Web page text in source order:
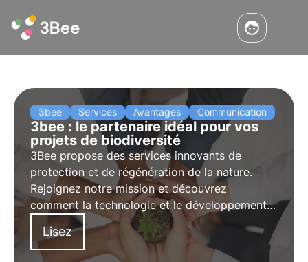
3bee Services Avantages Communication
3bee : le partenaire idéal pour vos
projets de biodiversité
3Bee propose des services innovants de
protection et de régénération de la nature.
Rejoignez notre mission et découvrez
comment la technologie et le développement
durable se rencontrent pour créer un avenir
plus vert pour les entreprises et la planète.
Lisez